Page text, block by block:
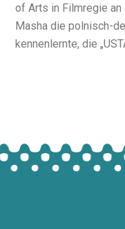
of Arts in Filmregie an
Masha die polnisch-
kennenlernte, die